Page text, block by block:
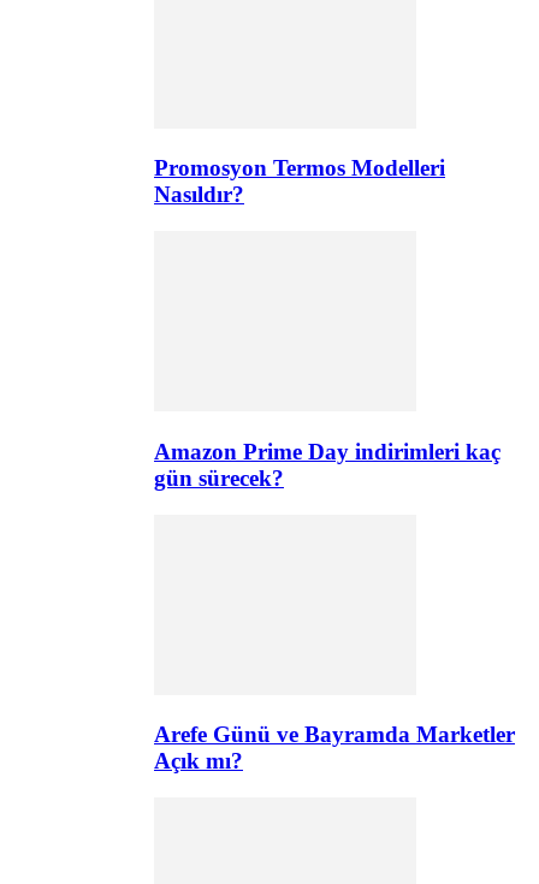
Promosyon Termos Modelleri
Nasıldır?
Amazon Prime Day indirimleri kaç
gün sürecek?
Arefe Günü ve Bayramda Marketler
Açık mı?